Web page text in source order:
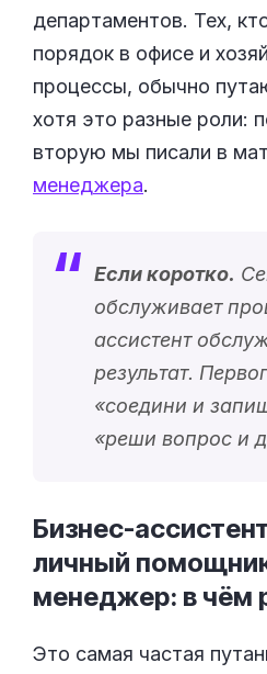
департаментов. Тех,
порядок в офисе и
процессы, обычно
хотя это разные роли:
вторую мы писали в
менеджера.
Если коротко.
обслуживает
ассистент
результат.
«соедини и
«реши вопрос и
Бизнес-
личный
менеджер: в чём
Это самая частая